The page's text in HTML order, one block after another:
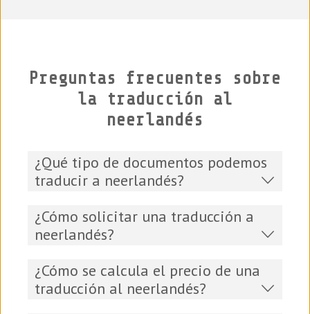
Preguntas frecuentes sobre
la traducción al
neerlandés
¿Qué tipo de documentos podemos
traducir a neerlandés?
¿Cómo solicitar una traducción a
neerlandés?
¿Cómo se calcula el precio de una
traducción al neerlandés?